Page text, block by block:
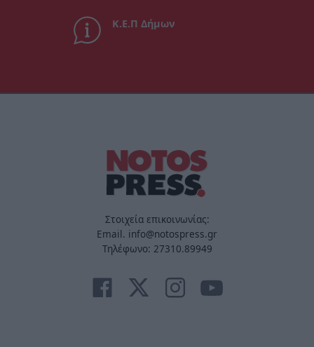
Κ.Ε.Π Δήμων
Στοιχεία επικοινωνίας:
Email. info@notospress.gr
Τηλέφωνο: 27310.89949